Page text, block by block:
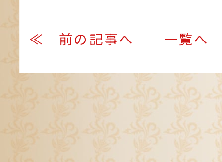
≪ 前の記事へ 一覧へ